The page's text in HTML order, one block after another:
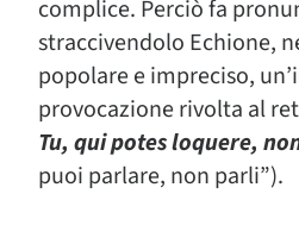
complice. Perciò fa
straccivendolo Echione,
popolare e impreciso,
provocazione rivolta al
Tu, qui potes loquere,
puoi parlare, non parli”).